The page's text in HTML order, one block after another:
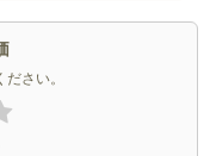
さい。